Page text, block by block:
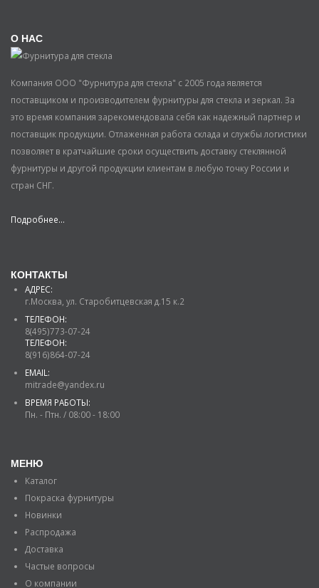
О НАС
Компания ООО "Фурнитура для стекла" с 2005 года является
поставщиком и производителем фурнитуры для стекла и зеркал. За
это время компания зарекомендовала себя как надежный партнер и
поставщик продукции. Отлаженная работа склада и службы логистики
позволяет в кратчайшие сроки осуществить доставку стеклянной
фурнитуры и другой продукции клиентам в любую точку России и
стран СНГ.
Подробнее...
КОНТАКТЫ
АДРЕС:
г.Москва, ул. Старобитцевская д.15 к.2
ТЕЛЕФОН:
8(495)773-07-24
ТЕЛЕФОН:
8(916)864-07-24
EMAIL:
mitrade@yandex.ru
ВРЕМЯ РАБОТЫ:
Пн. - Птн. / 08:00 - 18:00
МЕНЮ
Каталог
Покраска фурнитуры
Новинки
Распродажа
Доставка
Частые вопросы
О компании